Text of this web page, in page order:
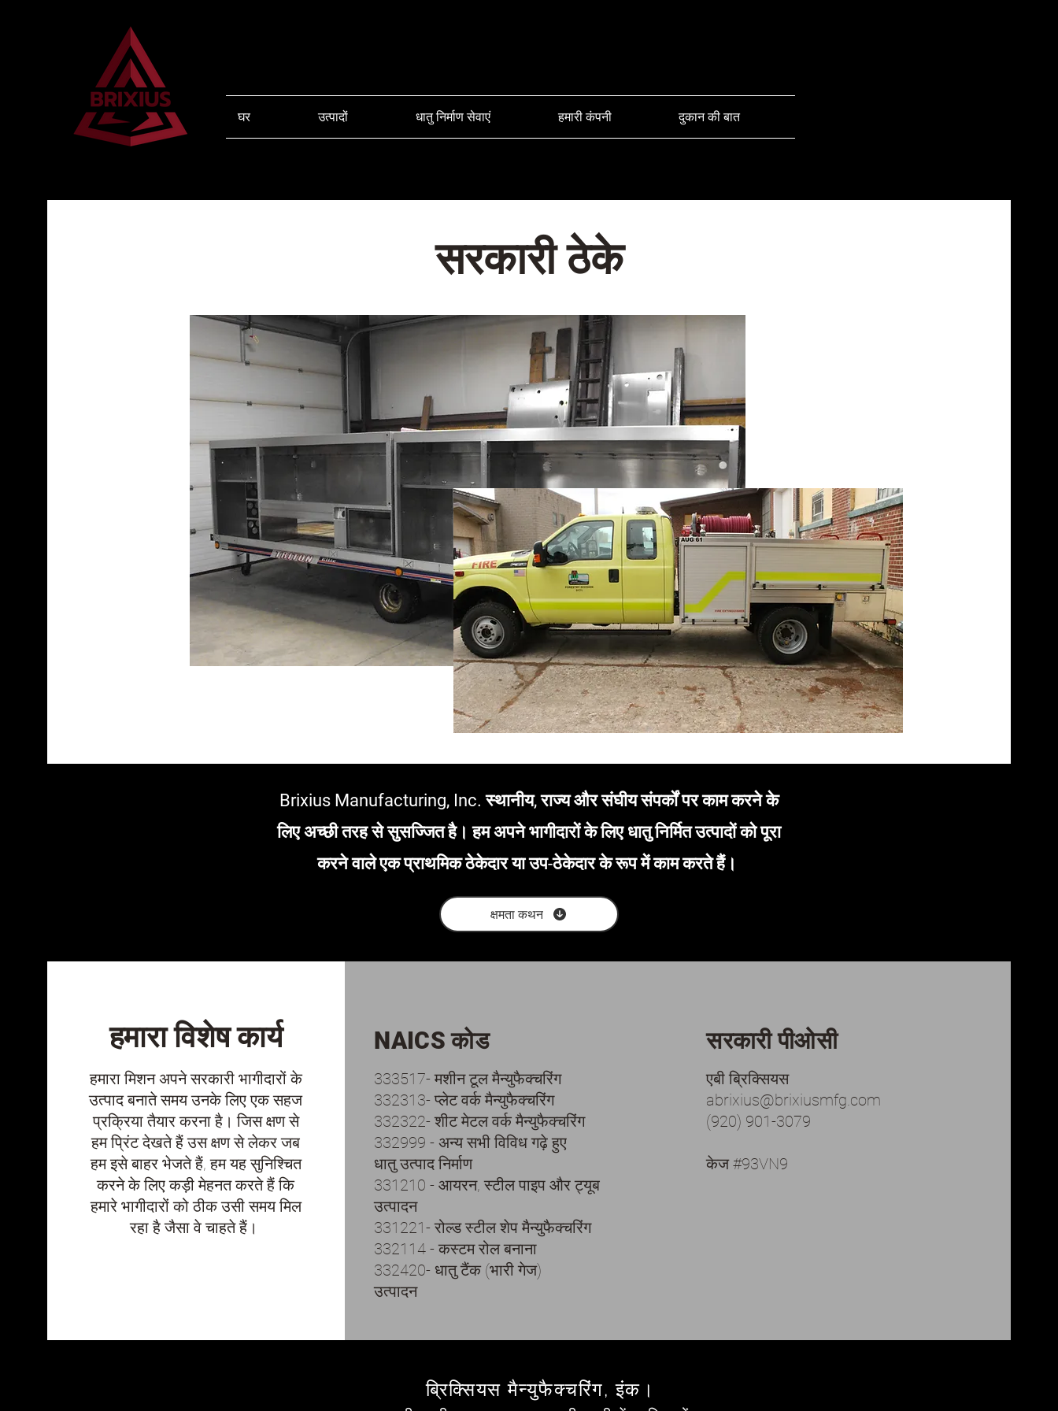
घर उत्पादों धातु निर्माण सेवाएं हमारी कंपनी दुकान की बात
सरकारी ठेके
Brixius Manufacturing, Inc. स्थानीय, राज्य और संघीय संपर्कों पर काम करने के
लिए अच्छी तरह से सुसज्जित है। हम अपने भागीदारों के लिए धातु निर्मित उत्पादों को पूरा
करने वाले एक प्राथमिक ठेकेदार या उप-ठेकेदार के रूप में काम करते हैं।
क्षमता कथन
हमारा विशेष कार्य
हमारा मिशन अपने सरकारी भागीदारों के
उत्पाद बनाते समय उनके लिए एक सहज
प्रक्रिया तैयार करना है। जिस क्षण से
हम प्रिंट देखते हैं उस क्षण से लेकर जब
हम इसे बाहर भेजते हैं, हम यह सुनिश्चित
करने के लिए कड़ी मेहनत करते हैं कि
हमारे भागीदारों को ठीक उसी समय मिल
रहा है जैसा वे चाहते हैं।
NAICS कोड
333517- मशीन टूल मैन्युफैक्चरिंग
332313- प्लेट वर्क मैन्युफैक्चरिंग
332322- शीट मेटल वर्क मैन्युफैक्चरिंग
332999 - अन्य सभी विविध गढ़े हुए
धातु उत्पाद निर्माण
331210 - आयरन, स्टील पाइप और ट्यूब
उत्पादन
331221- रोल्ड स्टील शेप मैन्युफैक्चरिंग
332114 - कस्टम रोल बनाना
332420- धातु टैंक (भारी गेज)
उत्पादन
सरकारी पीओसी
एबी ब्रिक्सियस
abrixius@brixiusmfg.com
(920) 901-3079
केज #93VN9
ब्रिक्सियस मैन्युफैक्चरिंग, इंक।